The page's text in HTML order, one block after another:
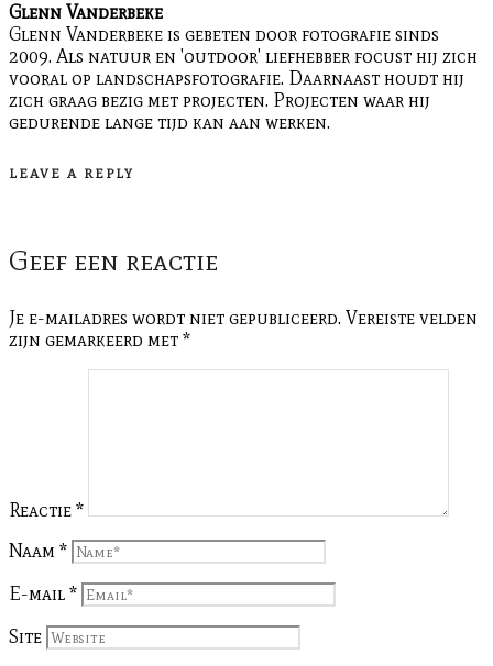
Glenn Vanderbeke
Glenn Vanderbeke is gebeten door fotografie sinds
2009. Als natuur en 'outdoor' liefhebber focust hij zich
vooral op landschapsfotografie. Daarnaast houdt hij
zich graag bezig met projecten. Projecten waar hij
gedurende lange tijd kan aan werken.
LEAVE A REPLY
Geef een reactie
Je e-mailadres wordt niet gepubliceerd. Vereiste velden
zijn gemarkeerd met *
Reactie *
Naam *
E-mail *
Site